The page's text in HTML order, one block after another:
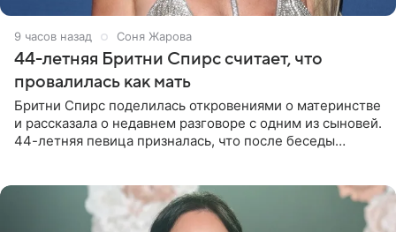
9 часов назад Соня Жарова
44-летняя Бритни Спирс считает, что
провалилась как мать
Бритни Спирс поделилась откровениями о материнстве
и рассказала о недавнем разговоре с одним из сыновей.
44-летняя певица призналась, что после беседы